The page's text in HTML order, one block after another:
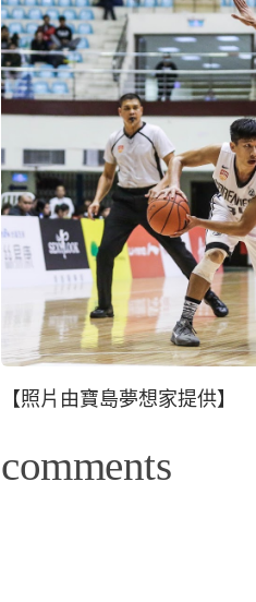
【照片由寶島夢想家提供】
comments